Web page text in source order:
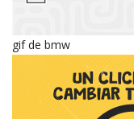
gif de bmw